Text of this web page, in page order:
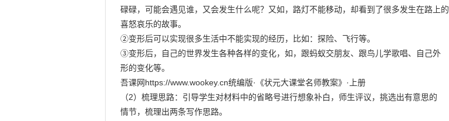
碌碌，可能会遇见谁，又会发生什么呢？又如，路灯不能移动，却看到了很多发生在路上的
喜怒哀乐的故事。
②变形后可以实现很多生活中不能实现的经历，比如：探险、飞行等。
③变形后，自己的世界发生各种各样的变化，如，跟蚂蚁交朋友、跟鸟儿学歌唱、自己外
形的变化等。
吾课网https://www.wookey.cn统编版·《状元大课堂名师教案》·上册
（2）梳理思路：引导学生对材料中的省略号进行想象补白，师生评议，挑选出有意思的
情节，梳理出两条写作思路。